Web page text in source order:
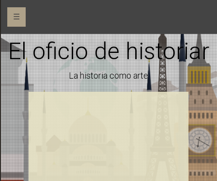
☰
El oficio de historiar
La historia como arte